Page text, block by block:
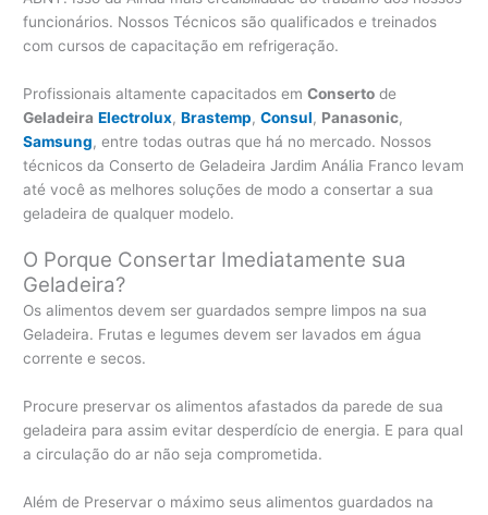
funcionários. Nossos Técnicos são qualificados e treinados
com cursos de capacitação em refrigeração.
Profissionais altamente capacitados emConserto de
Geladeira Electrolux,Brastemp,Consul, Panasonic,
Samsung, entre todas outras que há no mercado. Nossos
técnicos da Conserto de Geladeira Jardim Anália Franco levam
até você as melhores soluções de modo a consertar a sua
geladeira de qualquer modelo.
O Porque Consertar Imediatamente sua
Geladeira?
Os alimentos devem ser guardados sempre limpos na sua
Geladeira. Frutas e legumes devem ser lavados em água
corrente e secos.
Procure preservar os alimentos afastados da parede de sua
geladeira para assim evitar desperdício de energia. E para qual
a circulação do ar não seja comprometida.
Além de Preservar o máximo seus alimentos guardados na